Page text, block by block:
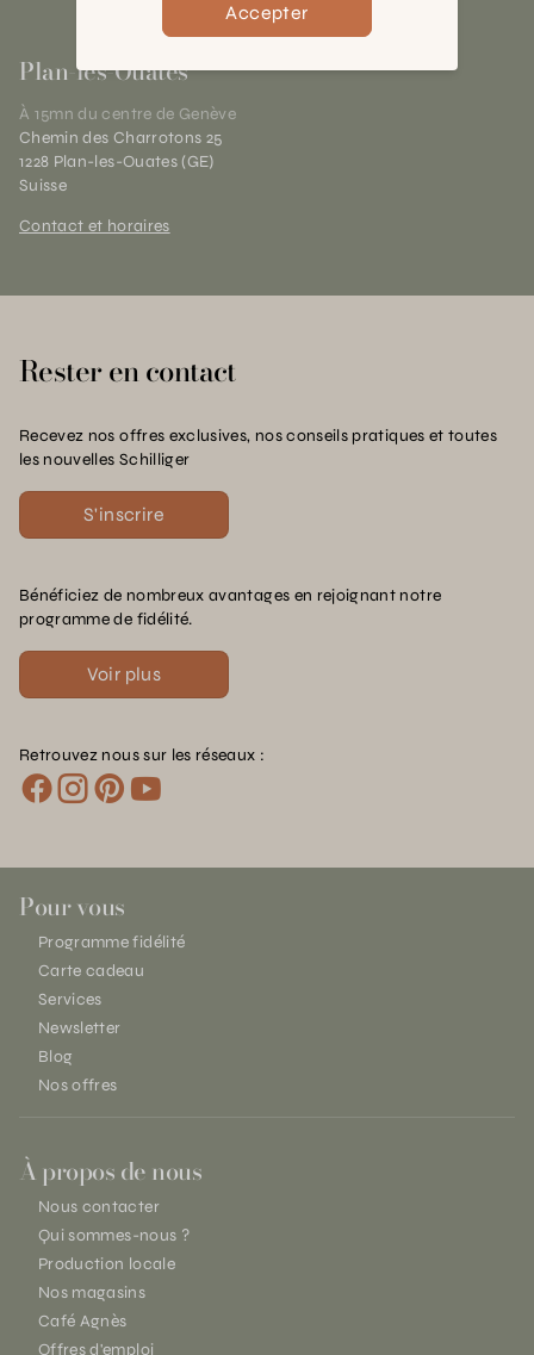
Plan-les-Ouates
À 15mn du centre de Genève
Chemin des Charrotons 25
1228 Plan-les-Ouates (GE)
Suisse
Contact et horaires
Rester en contact
Recevez nos offres exclusives, nos conseils pratiques et toutes
les nouvelles Schilliger
S'inscrire
Bénéficiez de nombreux avantages en rejoignant notre
programme de fidélité.
Voir plus
Retrouvez nous sur les réseaux :
Pour vous
Programme fidélité
Carte cadeau
Services
Newsletter
Blog
Nos offres
À propos de nous
Nous contacter
Qui sommes-nous ?
Production locale
Nos magasins
Café Agnès
Offres d'emploi
Accepter